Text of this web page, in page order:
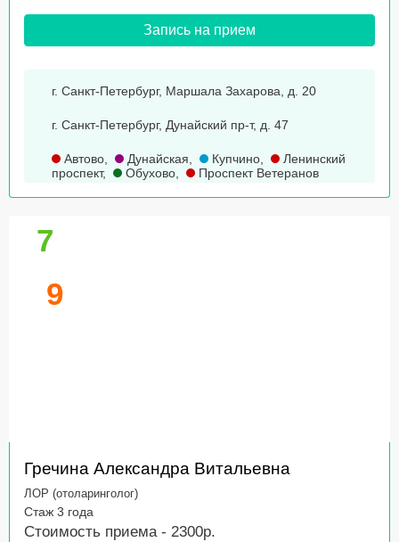
Запись на прием
г. Санкт-Петербург, Маршала Захарова, д. 20
г. Санкт-Петербург, Дунайский пр-т, д. 47
Автово, Дунайская, Купчино,
Ленинский
проспект, Обухово, Проспект Ветеранов
7
9
Гречина Александра Витальевна
ЛОР (отоларинголог)
Стаж 3 года
Стоимость приема - 2300р.